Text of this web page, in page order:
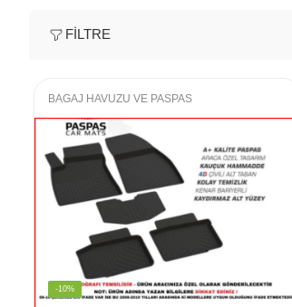
FILTRE
BAGAJ HAVUZU VE PASPAS
-10%